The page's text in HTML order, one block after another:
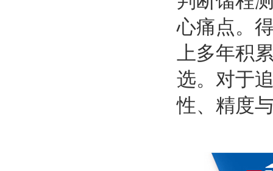
心痛点。
上多年积
选。对于
性、精度